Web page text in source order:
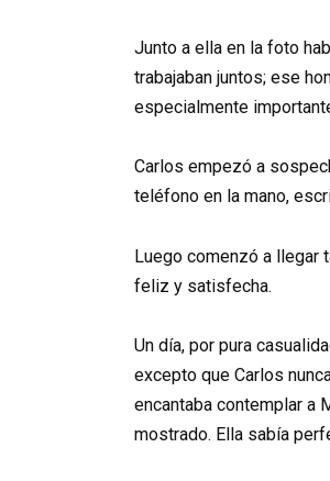
Junto a ella en la foto
trabajaban juntos; ese
especialmente
Carlos empezó a
teléfono en la mano,
Luego comenzó a llegar
feliz y satisfecha.
Un día, por pura
excepto que Carlos
encantaba contemplar a
mostrado. Ella sabía